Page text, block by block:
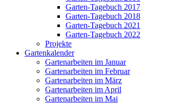
Garten-Tagebuch 2017
Garten-Tagebuch 2018
Garten-Tagebuch 2021
Garten-Tagebuch 2022
Projekte
Gartenkalender
Gartenarbeiten im Januar
Gartenarbeiten im Februar
Gartenarbeiten im März
Gartenarbeiten im April
Gartenarbeiten im Mai